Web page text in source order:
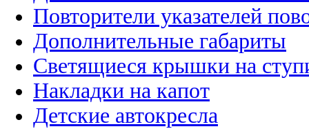
Повторители указателей
Дополнительные габариты
Светящиеся крышки на
Накладки на капот
Детские автокресла